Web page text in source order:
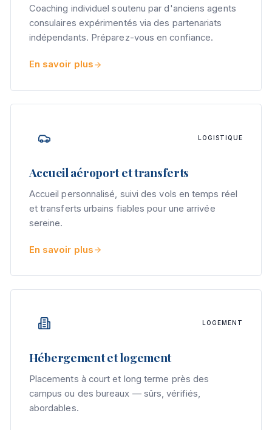
Coaching individuel soutenu par d'anciens agents
consulaires expérimentés via des partenariats
indépendants. Préparez-vous en confiance.
En savoir plus
LOGISTIQUE
Accueil aéroport et transferts
Accueil personnalisé, suivi des vols en temps réel
et transferts urbains fiables pour une arrivée
sereine.
En savoir plus
LOGEMENT
Hébergement et logement
Placements à court et long terme près des
campus ou des bureaux — sûrs, vérifiés,
abordables.